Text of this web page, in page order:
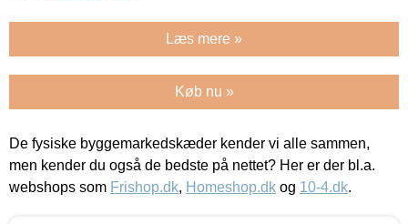
Læs mere »
Køb nu »
De fysiske byggemarkedskæder kender vi alle sammen,
men kender du også de bedste på nettet? Her er der bl.a.
webshops som Frishop.dk, Homeshop.dk og 10-4.dk.